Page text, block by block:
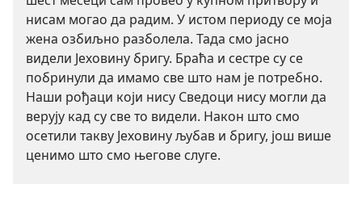
нисам могао да радим. У истом периоду се моја
жена озбиљно разболела. Тада смо јасно
видели Јеховину бригу. Браћа и сестре су се
побринули да имамо све што нам је потребно.
Наши рођаци који нису Сведоци нису могли да
верују кад су све то видели. Након што смо
осетили такву Јеховину љубав и бригу, још више
ценимо што смо његове слуге.